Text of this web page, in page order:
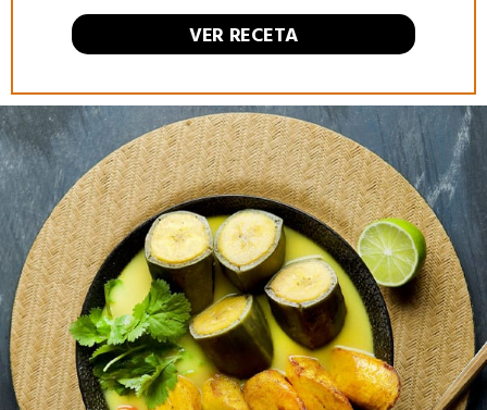
VER RECETA